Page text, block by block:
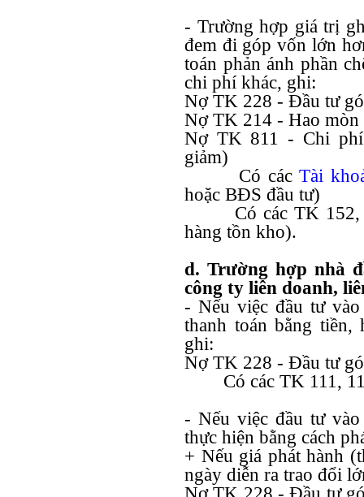
- Trường hợp giá trị
đem đi góp vốn lớn
toán phản ánh phần
chi phí khác, ghi:
Nợ TK 228 - Đầu tư
Nợ TK 214 - Hao
Nợ TK 811 - Chi phí
giảm)
Có cácTài
hoặc BĐS đầu tư)
Có các TK
hàng tồn kho).
d. Trường hợp nhà
công ty liên doanh,
- Nếu việc đầu tư
thanh toán bằng tiền,
ghi:
Nợ TK 228 - Đầu tư
Có các TK 111,
- Nếu việc đầu tư
thực hiện bằng cách
+ Nếu giá phát hành
ngày diễn ra trao đổi